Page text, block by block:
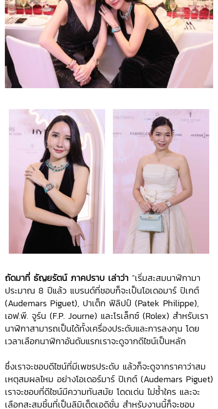
ถัดมาที่ ธัญยรัตน์ ภาคปราบ เล่าว่า “เริ่มสะสมนาฬิกามา
ประมาณ 8 ปีแล้ว แบรนด์ที่ชอบก็จะเป็นโอเดอมาร์ ปิเกต์
(Audemars Piguet), ปาเต็ก ฟิลิปป์ (Patek Philippe),
เอฟ.พี. จูร์น (F.P. Journe) และโรเล็กซ์ (Rolex) สำหรับเรา
นาฬิกาสามารถเป็นได้ทั้งเครื่องประดับและการลงทุน โดย
เวลาเลือกนาฬิกาอันดับแรกเราจะดูจากดีไซน์เป็นหลัก
ซึ่งเราจะชอบดีไซน์ที่มีเพชรประดับ แล้วก็จะดูจากราคาว่าสม
เหตุสมผลไหม อย่างโอเดอร์มาร์ ปิเกต์ (Audemars Piguet)
เราจะชอบที่ดีไซน์มีความทันสมัย โดดเด่น ไม่ซ้ำใคร และจะ
เลือกสะสมชิ้นที่เป็นลิมิเต็ดเอดิชั่น สำหรับงานนี้ก็จะชอบ